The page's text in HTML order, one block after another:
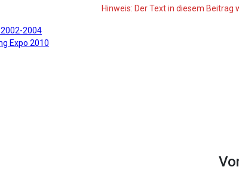
Hinweis: Der Text in diesem
2004
Expo 2010